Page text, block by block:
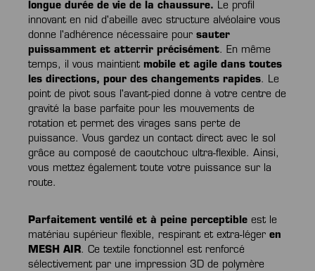
longue durée de vie de la chaussure. Le profil
innovant en nid d'abeille avec structure alvéolaire vous
donne l'adhérence nécessaire pour sauter
puissamment et atterrir précisément. En même
temps, il vous maintient mobile et agile dans toutes
les directions, pour des changements rapides. Le
point de pivot sous l'avant-pied donne à votre centre de
gravité la base parfaite pour les mouvements de
rotation et permet des virages sans perte de
puissance. Vous gardez un contact direct avec le sol
grâce au composé de caoutchouc ultra-flexible. Ainsi,
vous mettez également toute votre puissance sur la
route.
Parfaitement ventilé et à peine perceptible est le
matériau supérieur flexible, respirant et extra-léger en
MESH AIR. Ce textile fonctionnel est renforcé
sélectivement par une impression 3D de polymère